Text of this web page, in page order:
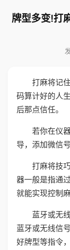
牌型多变!打
打麻将记
码算计好的人
后那点信任。
若你在仪
导，添加微信
打麻将技
器一般是指通
就能实现控制
蓝牙或无
蓝牙或无线信
好牌型等指令